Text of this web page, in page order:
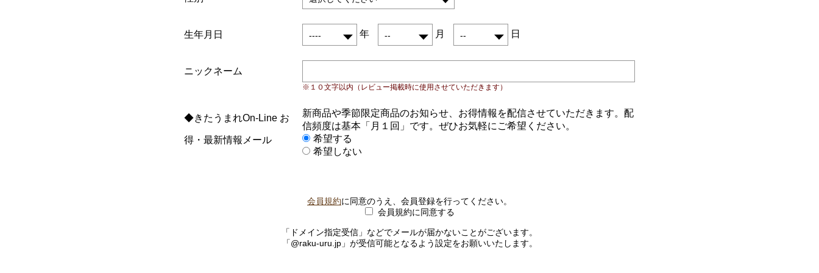
生年月日 年 月 日
ニックネーム
※１０文字以内（レビュー掲載時に使用させていただきます）
◆きたうまれOn-Line お
得・最新情報メール
新商品や季節限定商品のお知らせ、お得情報を配信させていただきます。配
信頻度は基本「月１回」です。ぜひお気軽にご希望ください。
希望する
希望しない
会員規約に同意のうえ、会員登録を行ってください。
会員規約に同意する
「ドメイン指定受信」などでメールが届かないことがございます。
「@raku-uru.jp」が受信可能となるよう設定をお願いいたします。